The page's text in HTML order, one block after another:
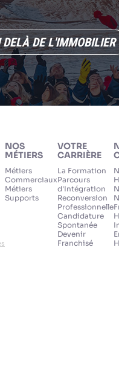
DELÀ DE L'IMMOBILIER
NOS
MÉTIERS
Métiers
Commerciaux
Métiers
Supports
VOTRE
CARRIÈRE
La Formation
Parcours
d'Intégration
Reconversion
Professionnelle
Candidature
Spontanée
Devenir
Franchisé